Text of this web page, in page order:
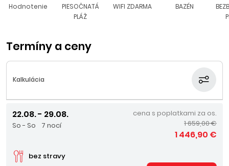
Hodnotenie
PIESOČNATÁ
PLÁŽ
WIFI ZDARMA BAZÉN
Termíny a ceny
Kalkulácia
22.08. - 29.08.
So - So 7 nocí
bez stravy
cena s poplatkami za os.
1 659,00 €
1 446,90 €